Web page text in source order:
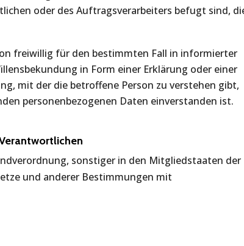
oder des Auftragsverarbeiters befugt sind,
freiwillig für den bestimmten Fall in informierter
in Form einer Erklärung oder einer
mit der die betroffene Person zu verstehen gibt,
personenbezogenen Daten einverstanden ist.
sonstiger in den Mitgliedstaaten der
und anderer Bestimmungen mit